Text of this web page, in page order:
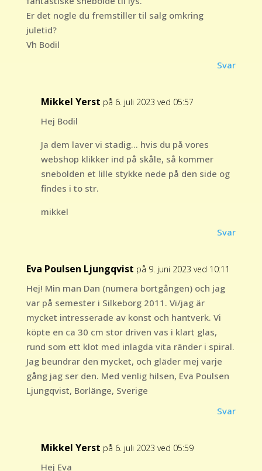
Er det nogle du fremstiller til salg omkring
juletid?
Vh Bodil
Svar
Mikkel Yerst på 6. juli 2023 ved 05:57
Hej Bodil
Ja dem laver vi stadig… hvis du på vores
webshop klikker ind på skåle, så kommer
snebolden et lille stykke nede på den side og
findes i to str.
mikkel
Svar
Eva Poulsen Ljungqvist på 9. juni 2023 ved 10:11
Hej! Min man Dan (numera bortgången) och jag
var på semester i Silkeborg 2011. Vi/jag är
mycket intresserade av konst och hantverk. Vi
köpte en ca 30 cm stor driven vas i klart glas,
rund som ett klot med inlagda vita ränder i spiral.
Jag beundrar den mycket, och gläder mej varje
gång jag ser den. Med venlig hilsen, Eva Poulsen
Ljungqvist, Borlänge, Sverige
Svar
Mikkel Yerst på 6. juli 2023 ved 05:59
Hej Eva